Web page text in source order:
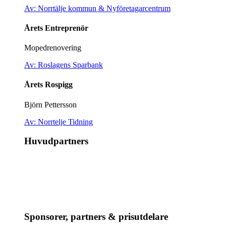
Av: Norrtälje kommun & Nyföretagarcentrum
Årets Entreprenör
Mopedrenovering
Av: Roslagens Sparbank
Årets Rospigg
Björn Pettersson
Av: Norrtelje Tidning
Huvudpartners
Sponsorer, partners & prisutdelare